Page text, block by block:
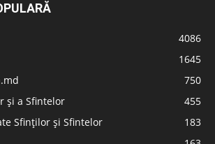
4086
1645
750
și a Sfintelor
455
Sfinților și Sfintelor
183